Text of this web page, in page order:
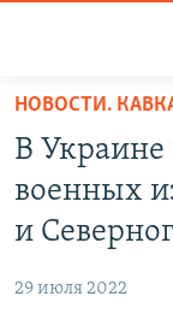
доступа
основному
Вернутся
ПОДКАСТЫ
АВТОРСКИЕ
МНЕНИЯ
НОВОСТИ.
В Украине
военных
и
29 июля 2022